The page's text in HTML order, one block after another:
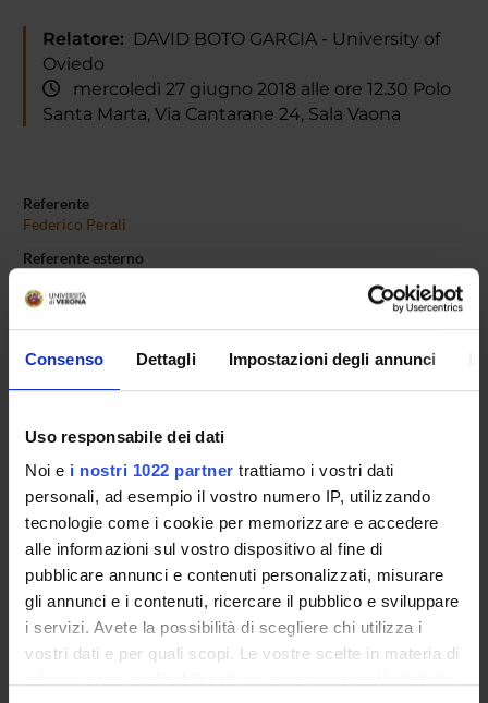
Consenso Dettagli Impostazioni degli annunci
Uso responsabile dei dati
Noi e i nostri 1022 partner trattiamo i vostri dati
personali, ad esempio il vostro numero IP, utilizzando
tecnologie come i cookie per memorizzare e accedere
alle informazioni sul vostro dispositivo al fine di
pubblicare annunci e contenuti personalizzati, misurare
gli annunci e i contenuti, ricercare il pubblico e sviluppare
i servizi. Avete la possibilità di scegliere chi utilizza i
vostri dati e per quali scopi. Le vostre scelte in materia di
Relatore: DAVID BOTO GARCIA - University of
Oviedo
mercoledì 27 giugno 2018 alle ore 12.30 Polo
Santa Marta, Via Cantarane 24, Sala Vaona
Referente
Federico Perali
Referente esterno
Data pubblicazione
4 giugno 2018
OFFERTA FORMATIVA
CORSI DI STUDIO
DOTTORATI, MASTER E FORMAZIONE SUPERIORE
Persone
Luoghi
Calendario